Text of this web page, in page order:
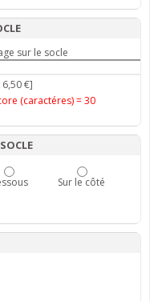
sur le socle
€]
(caractéres) =30
Sur le côté